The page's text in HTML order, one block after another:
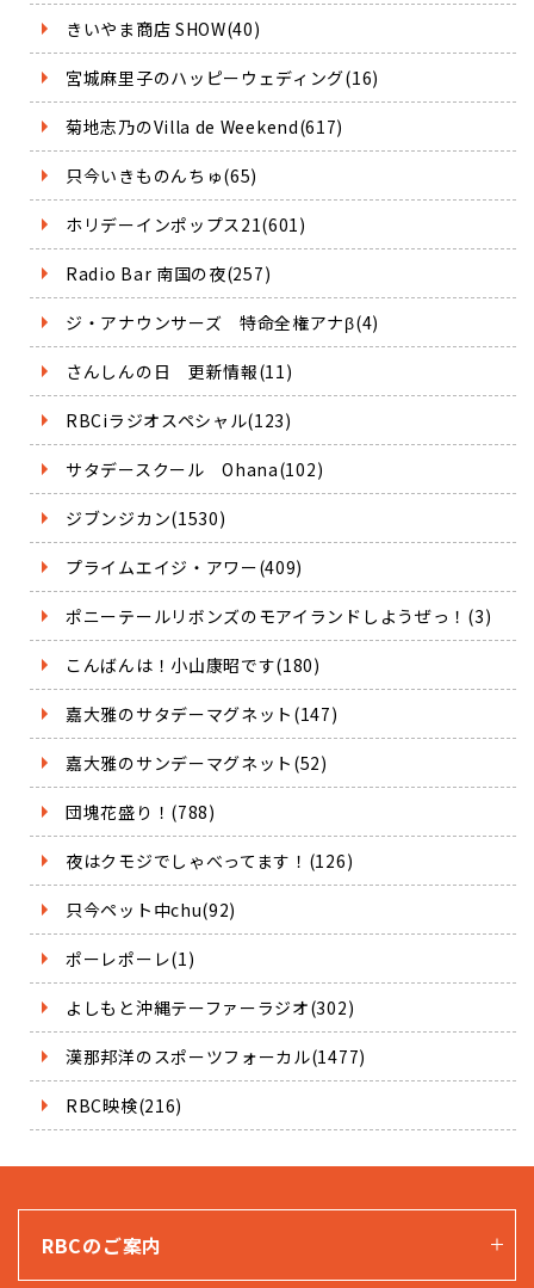
きいやま商店 SHOW(40)
宮城麻里子のハッピーウェディング(16)
菊地志乃のVilla de Weekend(617)
只今いきものんちゅ(65)
ホリデーインポップス21(601)
Radio Bar 南国の夜(257)
ジ・アナウンサーズ 特命全権アナβ(4)
さんしんの日 更新情報(11)
RBCiラジオスペシャル(123)
サタデースクール Ohana(102)
ジブンジカン(1530)
プライムエイジ・アワー(409)
ポニーテールリボンズのモアイランドしようぜっ！(3)
こんばんは！小山康昭です(180)
嘉大雅のサタデーマグネット(147)
嘉大雅のサンデーマグネット(52)
団塊花盛り！(788)
夜はクモジでしゃべってます！(126)
只今ペット中chu(92)
ポーレポーレ(1)
よしもと沖縄テーファーラジオ(302)
漢那邦洋のスポーツフォーカル(1477)
RBC映検(216)
RBCのご案内